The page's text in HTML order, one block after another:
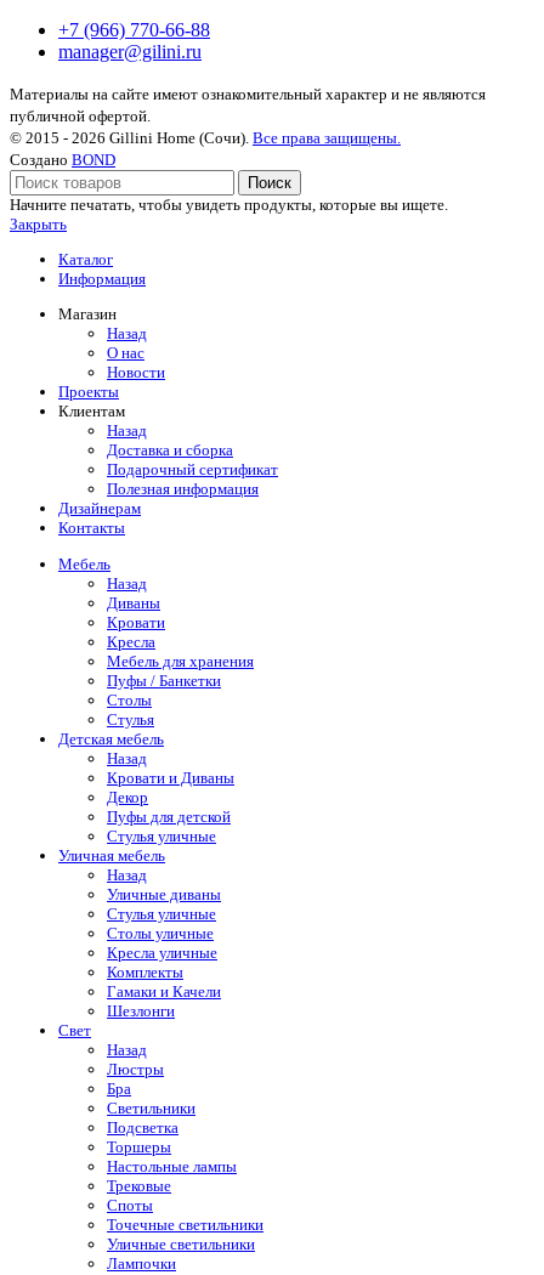
+7 (966) 770-66-88
manager@gilini.ru
Материалы на сайте имеют ознакомительный характер и не являются
публичной офертой.
© 2015 - 2026 Gillini Home (Сочи). Все права защищены.
Создано BOND
Поиск
Начните печатать, чтобы увидеть продукты, которые вы ищете.
Закрыть
Каталог
Информация
Магазин
Назад
О нас
Новости
Проекты
Клиентам
Назад
Доставка и сборка
Подарочный сертификат
Полезная информация
Дизайнерам
Контакты
Мебель
Назад
Диваны
Кровати
Кресла
Мебель для хранения
Пуфы / Банкетки
Столы
Стулья
Детская мебель
Назад
Кровати и Диваны
Декор
Пуфы для детской
Стулья уличные
Уличная мебель
Назад
Уличные диваны
Стулья уличные
Столы уличные
Кресла уличные
Комплекты
Гамаки и Качели
Шезлонги
Свет
Назад
Люстры
Бра
Светильники
Подсветка
Торшеры
Настольные лампы
Трековые
Споты
Точечные светильники
Уличные светильники
Лампочки